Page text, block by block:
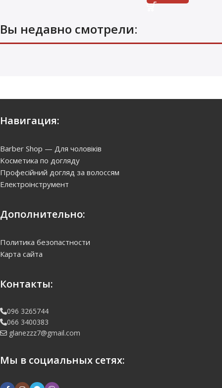
Вы недавно смотрели:
Навигация:
Barber Shop — Для чоловіків
Kосметика по догляду
Професійний догляд за волоссям
Електроінструмент
Дополнительно:
Политика безопастности
Карта сайта
Контакты:
096 3265744
066 3400383
glanezzz7@gmail.com
Мы в социальных сетях: